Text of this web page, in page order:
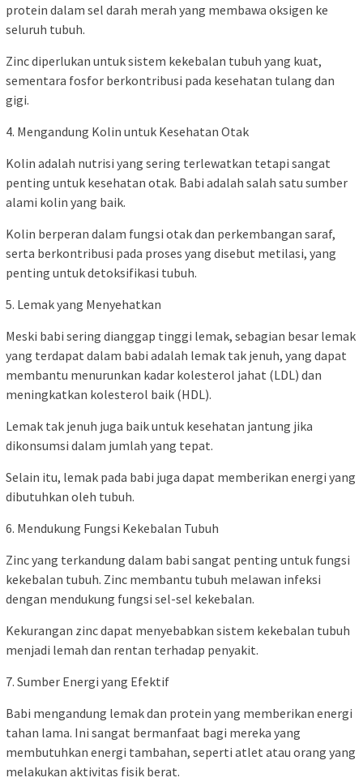
protein dalam sel darah merah yang membawa oksigen ke
seluruh tubuh.
Zinc diperlukan untuk sistem kekebalan tubuh yang kuat,
sementara fosfor berkontribusi pada kesehatan tulang dan
gigi.
4. Mengandung Kolin untuk Kesehatan Otak
Kolin adalah nutrisi yang sering terlewatkan tetapi sangat
penting untuk kesehatan otak. Babi adalah salah satu sumber
alami kolin yang baik.
Kolin berperan dalam fungsi otak dan perkembangan saraf,
serta berkontribusi pada proses yang disebut metilasi, yang
penting untuk detoksifikasi tubuh.
5. Lemak yang Menyehatkan
Meski babi sering dianggap tinggi lemak, sebagian besar lemak
yang terdapat dalam babi adalah lemak tak jenuh, yang dapat
membantu menurunkan kadar kolesterol jahat (LDL) dan
meningkatkan kolesterol baik (HDL).
Lemak tak jenuh juga baik untuk kesehatan jantung jika
dikonsumsi dalam jumlah yang tepat.
Selain itu, lemak pada babi juga dapat memberikan energi yang
dibutuhkan oleh tubuh.
6. Mendukung Fungsi Kekebalan Tubuh
Zinc yang terkandung dalam babi sangat penting untuk fungsi
kekebalan tubuh. Zinc membantu tubuh melawan infeksi
dengan mendukung fungsi sel-sel kekebalan.
Kekurangan zinc dapat menyebabkan sistem kekebalan tubuh
menjadi lemah dan rentan terhadap penyakit.
7. Sumber Energi yang Efektif
Babi mengandung lemak dan protein yang memberikan energi
tahan lama. Ini sangat bermanfaat bagi mereka yang
membutuhkan energi tambahan, seperti atlet atau orang yang
melakukan aktivitas fisik berat.